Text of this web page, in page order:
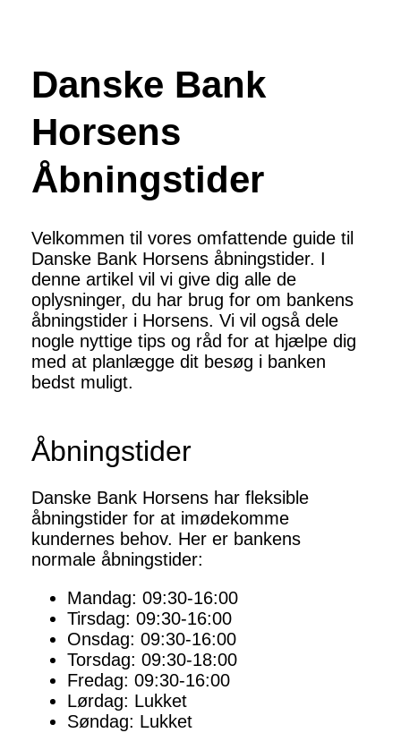
Danske Bank
Horsens
Åbningstider
Velkommen til vores omfattende guide til
Danske Bank Horsens åbningstider. I
denne artikel vil vi give dig alle de
oplysninger, du har brug for om bankens
åbningstider i Horsens. Vi vil også dele
nogle nyttige tips og råd for at hjælpe dig
med at planlægge dit besøg i banken
bedst muligt.
Åbningstider
Danske Bank Horsens har fleksible
åbningstider for at imødekomme
kundernes behov. Her er bankens
normale åbningstider:
Mandag: 09:30-16:00
Tirsdag: 09:30-16:00
Onsdag: 09:30-16:00
Torsdag: 09:30-18:00
Fredag: 09:30-16:00
Lørdag: Lukket
Søndag: Lukket